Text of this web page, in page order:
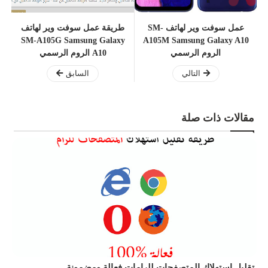
عمل سوفت وير لهاتف SM-
A105M Samsung Galaxy A10
الروم الرسمي
التالي
طريقة عمل سوفت وير لهاتف
SM-A105G Samsung Galaxy
A10 الروم الرسمي
السابق
مقالات ذات صلة